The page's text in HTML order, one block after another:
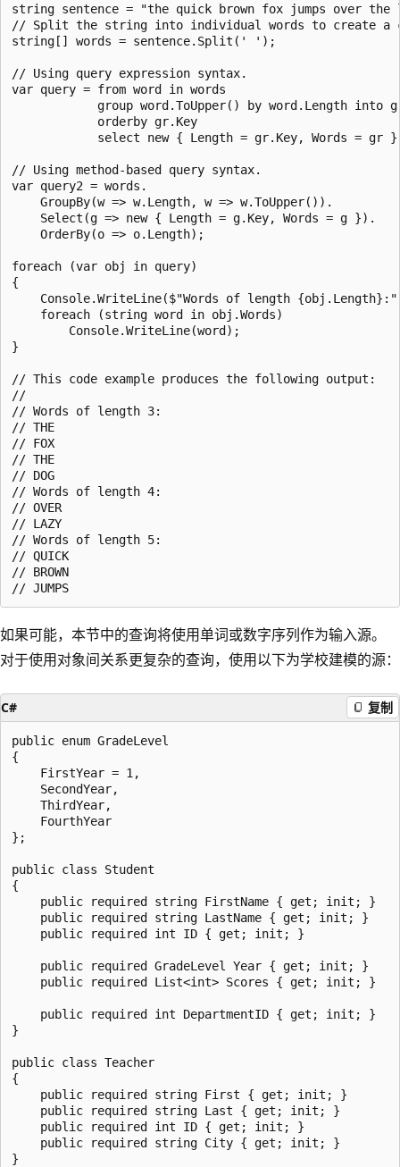
string sentence = "the quick brown fox jumps over the
// Split the string into individual words to create a
string[] words = sentence.Split(' ');
// Using query expression syntax.
var query = from word in words
group word.ToUpper() by word.Length into
            orderby gr.Key
select new { Length = gr.Key, Words = gr
// Using method-based query syntax.
var query2 = words.
    GroupBy(w => w.Length, w => w.ToUpper()).
    Select(g => new { Length = g.Key, Words = g }).
    OrderBy(o => o.Length);
foreach (var obj in query)
{
Console.WriteLine($"Words of length
    foreach (string word in obj.Words)
        Console.WriteLine(word);
}
// This code example produces the following output:
//
// Words of length 3:
// THE
// FOX
// THE
// DOG
// Words of length 4:
// OVER
// LAZY
// Words of length 5:
// QUICK
// BROWN
如果可能，本节中的查询将使用单词或数字序列作为输入源。
对于使用对象间关系更复杂的查询，使用以下为学校建模的源：
C# 复制
public enum GradeLevel
{
    FirstYear = 1,
    SecondYear,
    ThirdYear,
    FourthYear
};
public class Student
{
    public required string FirstName { get; init; }
    public required string LastName { get; init; }
    public required int ID { get; init; }
    public required GradeLevel Year { get; init; }
    public required List<int> Scores { get; init; }
    public required int DepartmentID { get; init; }
}
public class Teacher
{
    public required string First { get; init; }
    public required string Last { get; init; }
    public required int ID { get; init; }
    public required string City { get; init; }
}